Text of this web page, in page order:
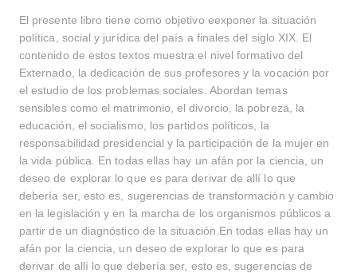
El presente libro tiene como objetivo eexponer la situación
política, social y jurídica del país a finales del siglo XIX. El
contenido de estos textos muestra el nivel formativo del
Externado, la dedicación de sus profesores y la vocación por
el estudio de los problemas sociales. Abordan temas
sensibles como el matrimonio, el divorcio, la pobreza, la
educación, el socialismo, los partidos políticos, la
responsabilidad presidencial y la participación de la mujer en
la vida pública. En todas ellas hay un afán por la ciencia, un
deseo de explorar lo que es para derivar de allí lo que
debería ser, esto es, sugerencias de transformación y cambio
en la legislación y en la marcha de los organismos públicos a
partir de un diagnóstico de la situación.En todas ellas hay un
afán por la ciencia, un deseo de explorar lo que es para
derivar de allí lo que debería ser, esto es, sugerencias de